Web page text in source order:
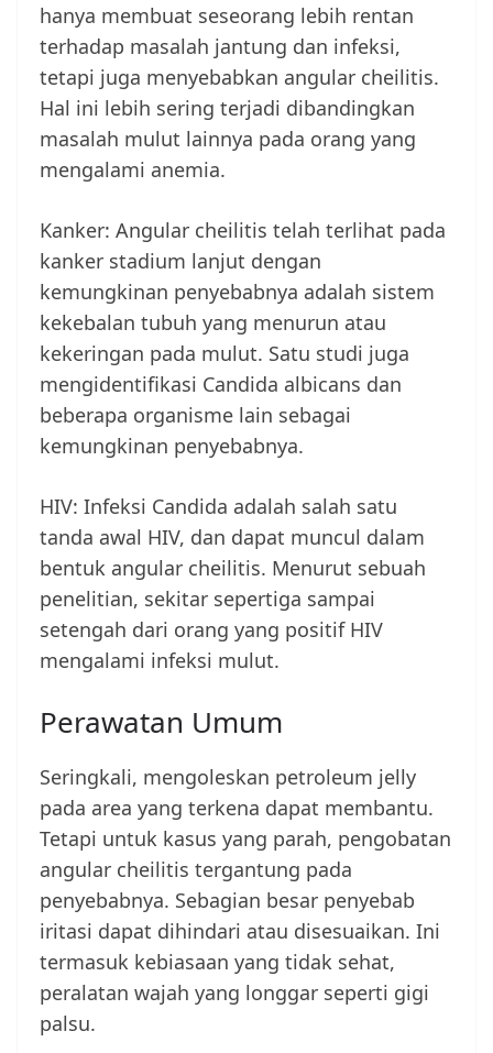
hanya membuat seseorang lebih rentan
terhadap masalah jantung dan infeksi,
tetapi juga menyebabkan angular cheilitis.
Hal ini lebih sering terjadi dibandingkan
masalah mulut lainnya pada orang yang
mengalami anemia.
Kanker: Angular cheilitis telah terlihat pada
kanker stadium lanjut dengan
kemungkinan penyebabnya adalah sistem
kekebalan tubuh yang menurun atau
kekeringan pada mulut. Satu studi juga
mengidentifikasi Candida albicans dan
beberapa organisme lain sebagai
kemungkinan penyebabnya.
HIV: Infeksi Candida adalah salah satu
tanda awal HIV, dan dapat muncul dalam
bentuk angular cheilitis. Menurut sebuah
penelitian, sekitar sepertiga sampai
setengah dari orang yang positif HIV
mengalami infeksi mulut.
Perawatan Umum
Seringkali, mengoleskan petroleum jelly
pada area yang terkena dapat membantu.
Tetapi untuk kasus yang parah, pengobatan
angular cheilitis tergantung pada
penyebabnya. Sebagian besar penyebab
iritasi dapat dihindari atau disesuaikan. Ini
termasuk kebiasaan yang tidak sehat,
peralatan wajah yang longgar seperti gigi
palsu.